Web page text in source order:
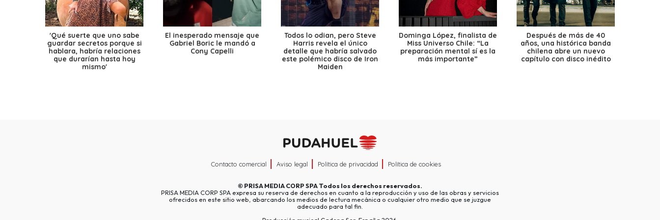
'Qué suerte que uno sabe
guardar secretos porque si
hablara, habría relaciones
que durarían hasta hoy
mismo'
El inesperado mensaje que
Gabriel Boric le mandó a
Cony Capelli
Todos lo odian, pero Steve
Harris revela el único
detalle que habría salvado
este polémico disco de Iron
Maiden
Dominga López, finalista de
Miss Universo Chile: “La
preparación mental sí es la
más importante”
Después de más de 40
años, una histórica banda
chilena abre un nuevo
capítulo con disco inédito
Contacto comercial Aviso legal Política de privacidad Política de cookies
© PRISA MEDIA CORP SPATodos los derechos reservados.
PRISA MEDIA CORP SPA expresa su reserva de derechos en cuanto a la reproducción y uso de las obras y servicios
ofrecidos en este sitio web, abarcando los medios de lectura mecánica o cualquier otro medio que se juzgue
adecuado para tal fin.